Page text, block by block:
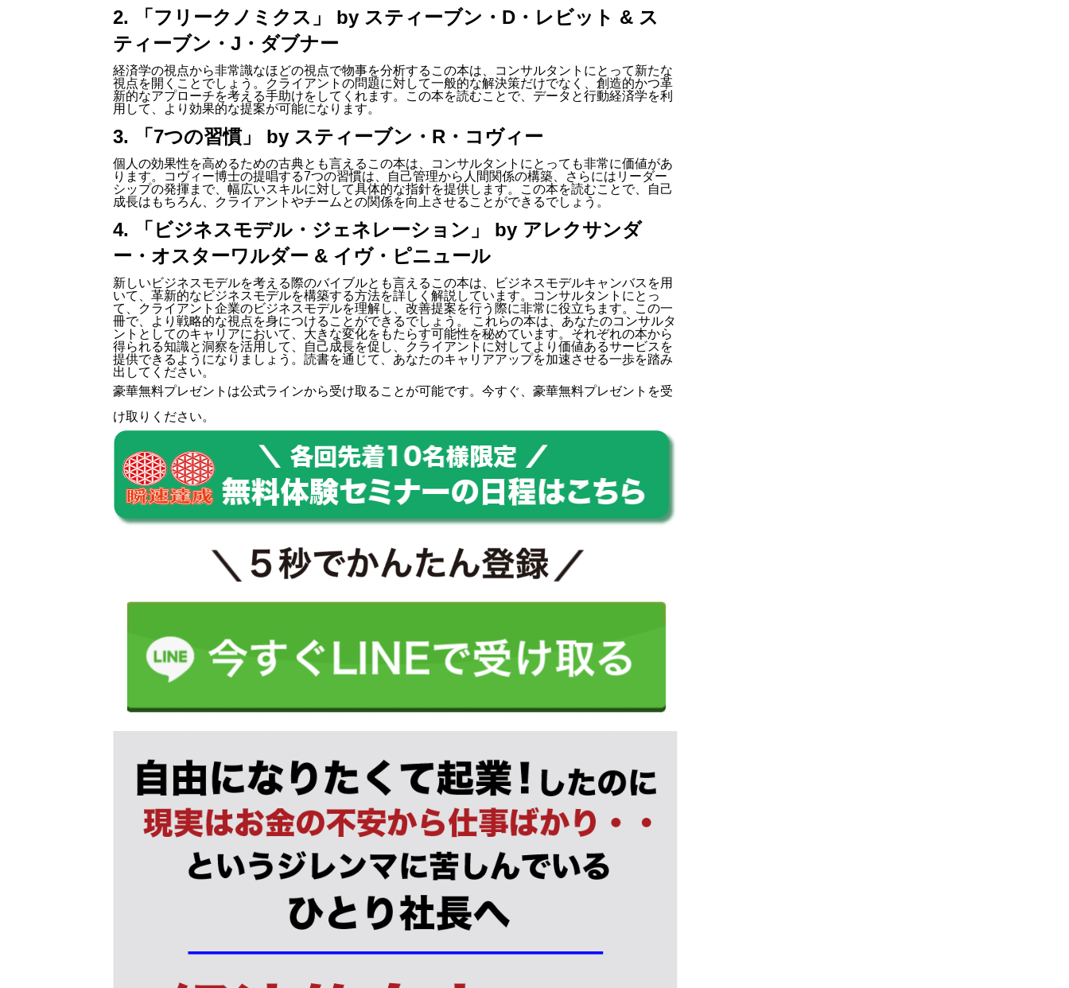
2. 「フリークノミクス」 by スティーブン・D・レビット & ス
ティーブン・J・ダブナー
経済学の視点から非常識なほどの視点で物事を分析するこの本は、コンサルタントにとって新たな
視点を開くことでしょう。クライアントの問題に対して一般的な解決策だけでなく、創造的かつ革
新的なアプローチを考える手助けをしてくれます。この本を読むことで、データと行動経済学を利
用して、より効果的な提案が可能になります。
3. 「7つの習慣」 by スティーブン・R・コヴィー
個人の効果性を高めるための古典とも言えるこの本は、コンサルタントにとっても非常に価値があ
ります。コヴィー博士の提唱する7つの習慣は、自己管理から人間関係の構築、さらにはリーダー
シップの発揮まで、幅広いスキルに対して具体的な指針を提供します。この本を読むことで、自己
成長はもちろん、クライアントやチームとの関係を向上させることができるでしょう。
4. 「ビジネスモデル・ジェネレーション」 by アレクサンダ
ー・オスターワルダー & イヴ・ピニュール
新しいビジネスモデルを考える際のバイブルとも言えるこの本は、ビジネスモデルキャンバスを用
いて、革新的なビジネスモデルを構築する方法を詳しく解説しています。コンサルタントにとっ
て、クライアント企業のビジネスモデルを理解し、改善提案を行う際に非常に役立ちます。この一
冊で、より戦略的な視点を身につけることができるでしょう。 これらの本は、あなたのコンサルタ
ントとしてのキャリアにおいて、大きな変化をもたらす可能性を秘めています。それぞれの本から
得られる知識と洞察を活用して、自己成長を促し、クライアントに対してより価値あるサービスを
提供できるようになりましょう。読書を通じて、あなたのキャリアアップを加速させる一歩を踏み
出してください。
豪華無料プレゼントは公式ラインから受け取ることが可能です。今すぐ、豪華無料プレゼントを受
け取りください。